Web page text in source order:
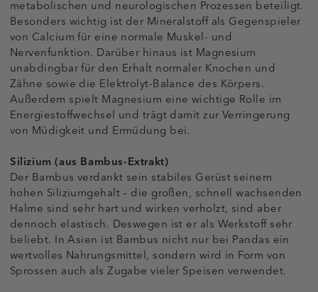
metabolischen und neurologischen Prozessen beteiligt.
Besonders wichtig ist der Mineralstoff als Gegenspieler
von Calcium für eine normale Muskel- und
Nervenfunktion. Darüber hinaus ist Magnesium
unabdingbar für den Erhalt normaler Knochen und
Zähne sowie die Elektrolyt-Balance des Körpers.
Außerdem spielt Magnesium eine wichtige Rolle im
Energiestoffwechsel und trägt damit zur Verringerung
von Müdigkeit und Ermüdung bei.
Silizium (aus Bambus-Extrakt)
Der Bambus verdankt sein stabiles Gerüst seinem
hohen Siliziumgehalt – die großen, schnell wachsenden
Halme sind sehr hart und wirken verholzt, sind aber
dennoch elastisch. Deswegen ist er als Werkstoff sehr
beliebt. In Asien ist Bambus nicht nur bei Pandas ein
wertvolles Nahrungsmittel, sondern wird in Form von
Sprossen auch als Zugabe vieler Speisen verwendet.